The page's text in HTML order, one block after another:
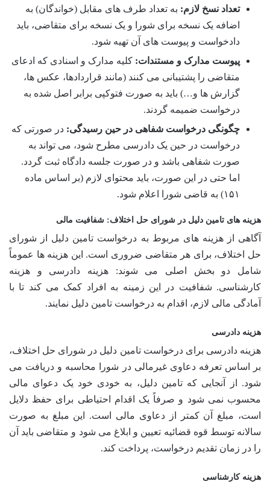
تعداد نسخ لازم: به تعداد طرف های مقابل (خواندگان) به
اضافه یک نسخه برای شورا و یک نسخه برای متقاضی، باید
دادخواست و پیوست های آن تهیه شود.
پیوست مدارک و مستندات: کلیه مدارک و اسنادی که ادعای
متقاضی را پشتیبانی می کنند (مانند قراردادها، عکس ها،
گزارش ها و…) باید به صورت فتوکپی برابر اصل شده به
درخواست ضمیمه گردند.
چگونگی درخواست شفاهی در حین رسیدگی: در صورتی که
درخواست در حین یک دادرسی مطرح شود، می تواند به
صورت شفاهی باشد و در صورت جلسه دادگاه ثبت گردد.
اما حتی در این صورت، باید محتوای لازم (بر اساس ماده
۱۵۱) به قاضی شورا اعلام شود.
هزینه های تامین دلیل در شورای حل اختلاف: شفافیت مالی
آگاهی از هزینه های مربوط به درخواست تامین دلیل از شورای
حل اختلاف، برای هر متقاضی ضروری است. این هزینه ها عموماً
شامل دو بخش اصلی می شوند: هزینه دادرسی و هزینه
کارشناسی. شفافیت در این زمینه به افراد کمک می کند تا با
آمادگی مالی لازم، اقدام به درخواست تامین دلیل نمایند.
هزینه دادرسی
هزینه دادرسی برای درخواست تامین دلیل در شورای حل اختلاف،
بر اساس تعرفه دعاوی غیرمالی در شورا محاسبه و دریافت می
شود. از آنجایی که تامین دلیل، به خودی خود یک دعوای مالی
محسوب نمی شود و صرفاً یک اقدام احتیاطی برای حفظ دلایل
است، مبلغ آن کمتر از دعاوی مالی است. این مبلغ به صورت
سالانه توسط قوه قضائیه تعیین و ابلاغ می شود و متقاضی باید آن
را در زمان تقدیم درخواست، پرداخت کند.
هزینه کارشناسی